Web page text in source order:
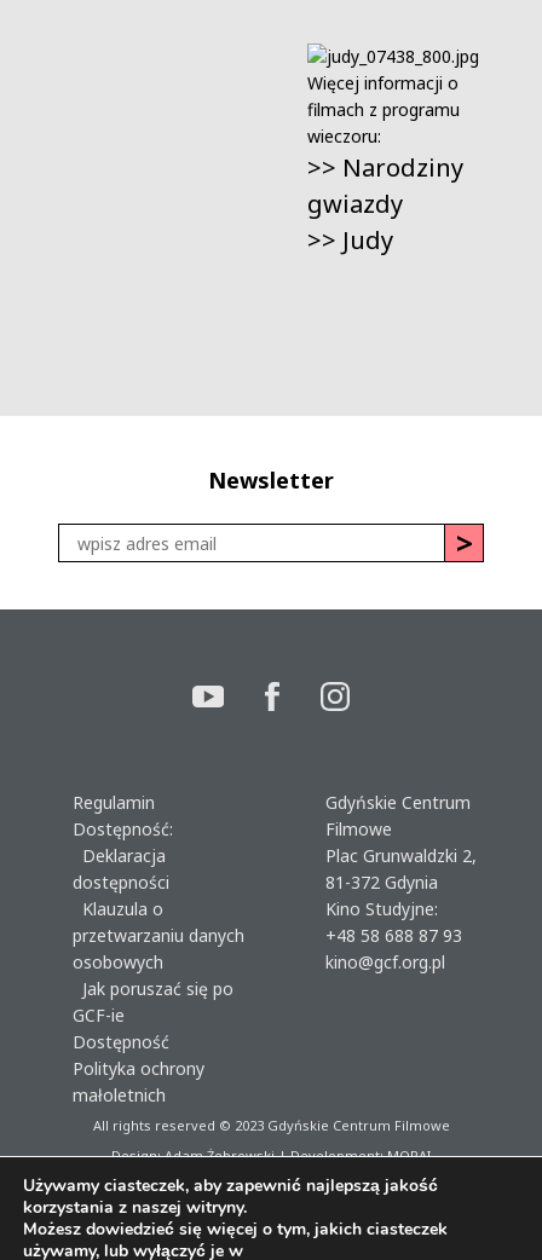
Więcej informacji o
filmach z programu
wieczoru:
>> Narodziny
gwiazdy
>> Judy
Newsletter
Regulamin
Dostępność:
Deklaracja
dostępności
Klauzula o
przetwarzaniu danych
osobowych
Jak poruszać się po
GCF-ie
Dostępność
Polityka ochrony
małoletnich
Gdyńskie Centrum
Filmowe
Plac Grunwaldzki 2,
81-372 Gdynia
Kino Studyjne:
+48 58 688 87 93
kino@gcf.org.pl
All rights reserved © 2023Gdyńskie Centrum Filmowe
Design: Adam Żebrowski | Development:MORAI
Używamy ciasteczek, aby zapewnić najlepszą jakość
korzystania z naszej witryny.
Możesz dowiedzieć się więcej o tym, jakich ciasteczek
używamy, lub wyłączyć je w